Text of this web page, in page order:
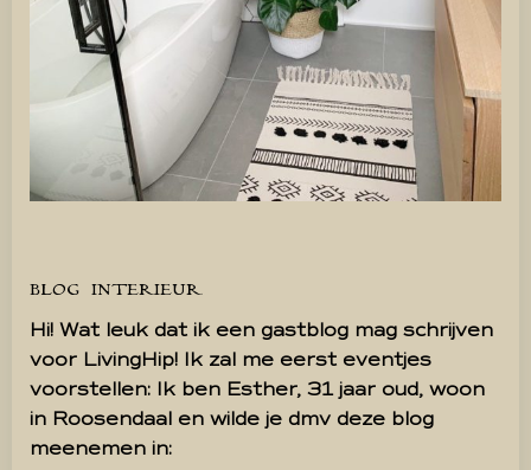
BLOG INTERIEUR
Hi! Wat leuk dat ik een gastblog mag schrijven
voor LivingHip! Ik zal me eerst eventjes
voorstellen: Ik ben Esther, 31 jaar oud, woon
in Roosendaal en wilde je dmv deze blog
meenemen in: